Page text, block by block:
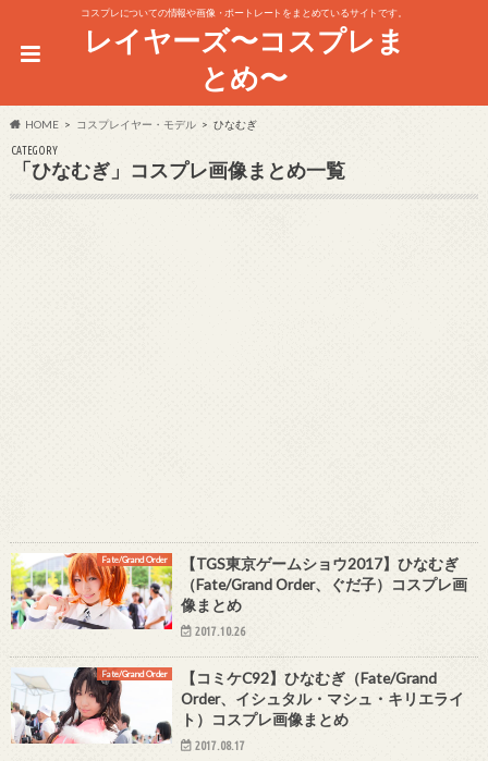
コスプレについての情報や画像・ポートレートをまとめているサイトです。
レイヤーズ〜コスプレま
とめ〜
HOME コスプレイヤー・モデル ひなむぎ
CATEGORY
「ひなむぎ」コスプレ画像まとめ一覧
Fate/Grand Order
【TGS東京ゲームショウ2017】ひなむぎ
（Fate/Grand Order、ぐだ子）コスプレ画
像まとめ
2017.10.26
Fate/Grand Order
【コミケC92】ひなむぎ（Fate/Grand
Order、イシュタル・マシュ・キリエライ
ト）コスプレ画像まとめ
2017.08.17